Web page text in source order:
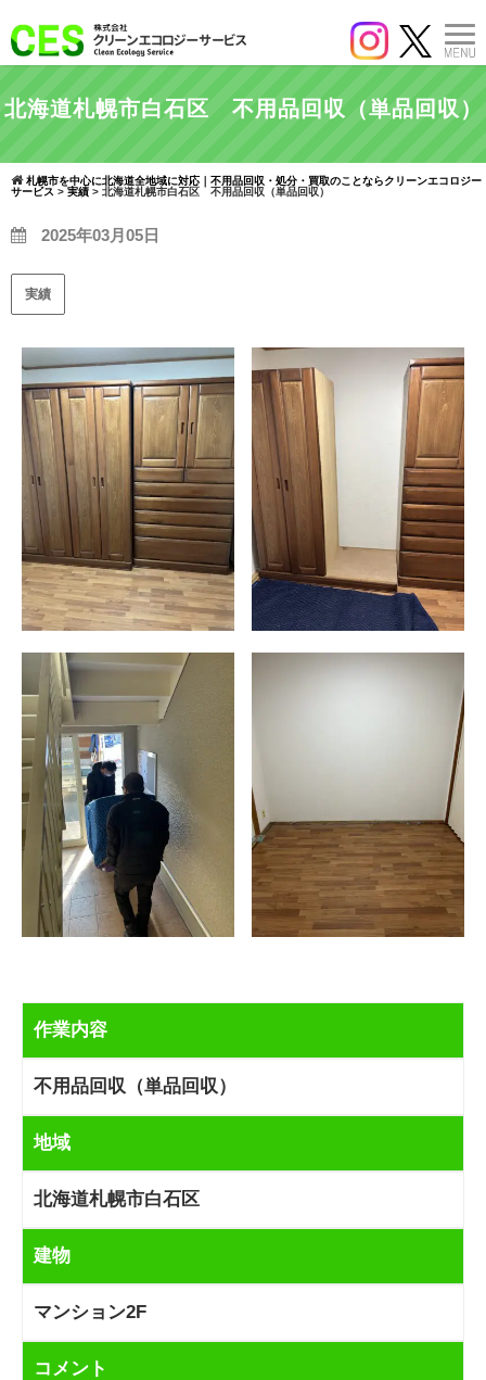
北海道札幌市白石区 不用品回収（単品回収）
札幌市を中心に北海道全地域に対応｜不用品回収・処分・買取のことならクリーンエコロジー
サービス > 実績 > 北海道札幌市白石区 不用品回収（単品回収）
2025年03月05日
実績
作業内容
不用品回収（単品回収）
地域
北海道札幌市白石区
建物
マンション2F
コメント